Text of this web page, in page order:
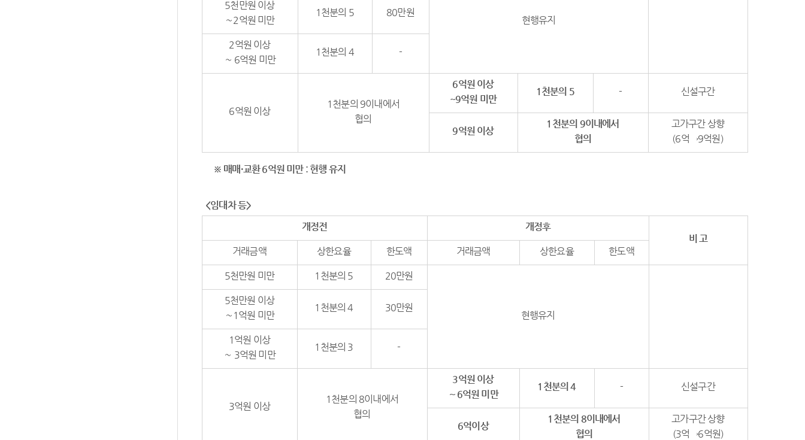
현행유지
5천만원 이상
～2억원 미만
1천분의 5 80만원
2억원 이상
～ 6억원 미만
1천분의 4 -
6억원 이상
1천분의 9이내에서
협의
6억원 이상
~9억원 미만
1 천분의 5 - 신설구간
9억원 이상
1 천분의 9이내에서
협의
고가구간 상향
(6억→9억원)
※ 매매 ·교환6억원 미만 :현행 유지
<임대차 등>
개정전
개정후
비 고
거래금액
상한요율 한도액 거래금액 상한요율 한도액
5천만원 미만 1천분의 5 20만원
현행유지
5천만원 이상
～1억원 미만
1천분의 4 30만원
1억원 이상
～ 3억원 미만
1천분의 3 -
3억원 이상
1천분의 8이내에서
협의
3억원 이상
～ 6억원 미만
1 천분의4 - 신설구간
6억이상
1 천분의 8이내에서
협의
고가구간 상향
(3억→6억원)